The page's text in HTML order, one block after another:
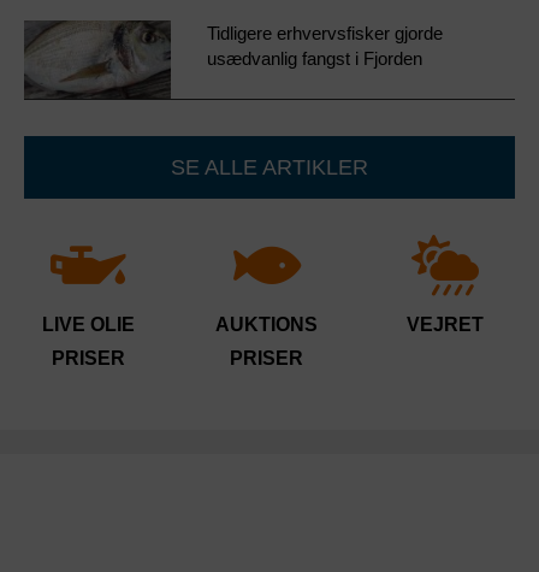
Tidligere erhvervsfisker gjorde
usædvanlig fangst i Fjorden
SE ALLE ARTIKLER
LIVE OLIE
PRISER
AUKTIONS
PRISER
VEJRET